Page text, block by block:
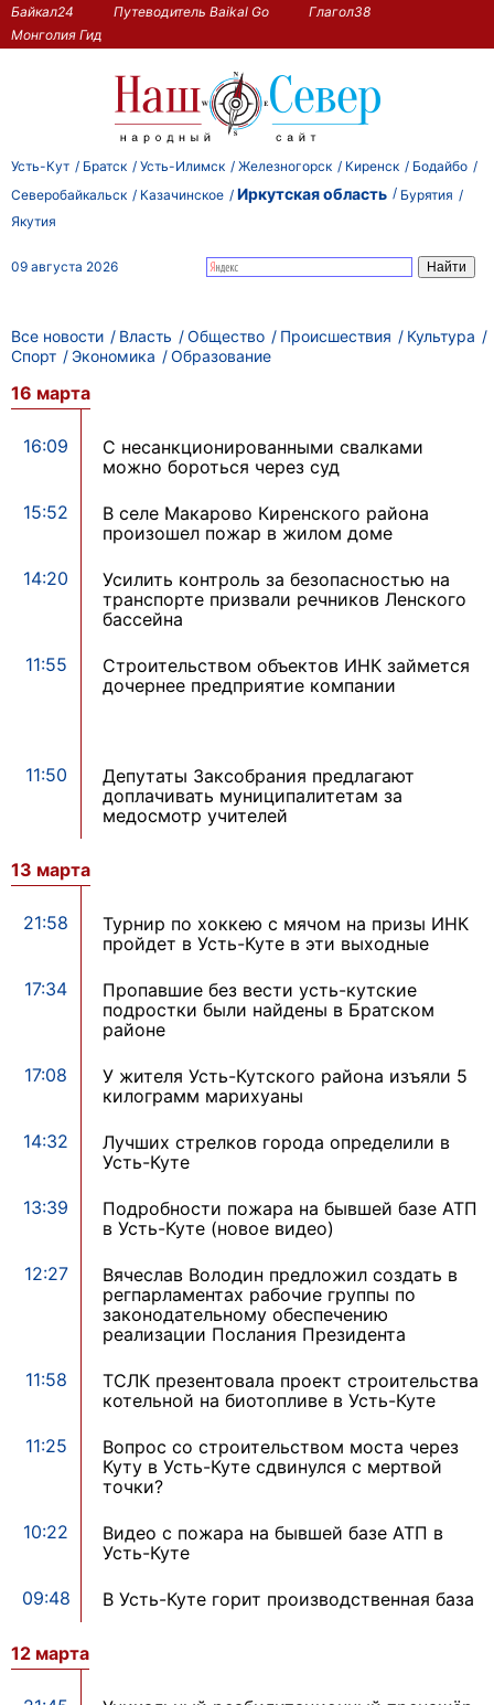
Байкал24 Путеводитель Baikal Go
Глагол38
Монголия Гид
Усть-Кут Братск Усть-Илимск Железногорск Киренск
Бодайбо
Северобайкальск
Казачинское Иркутская область
Бурятия
Якутия
09 августа 2026
Все новости Власть Общество Происшествия
Культура
Спорт
Экономика Образование
16 марта
16:09
С несанкционированными свалками
можно бороться через суд
15:52
В селе Макарово Киренского района
произошел пожар в жилом доме
14:20
Усилить контроль за безопасностью на
транспорте призвали речников Ленского
бассейна
11:55
Строительством объектов ИНК займется
дочернее предприятие компании
11:50
Депутаты Заксобрания предлагают
доплачивать муниципалитетам за
медосмотр учителей
13 марта
21:58
Турнир по хоккею с мячом на призы ИНК
пройдет в Усть-Куте в эти выходные
17:34
Пропавшие без вести усть-кутские
подростки были найдены в Братском
районе
17:08
У жителя Усть-Кутского района изъяли 5
килограмм марихуаны
14:32
Лучших стрелков города определили в
Усть-Куте
13:39
Подробности пожара на бывшей базе АТП
в Усть-Куте (новое видео)
12:27
Вячеслав Володин предложил создать в
регпарламентах рабочие группы по
законодательному обеспечению
реализации Послания Президента
11:58
ТСЛК презентовала проект строительства
котельной на биотопливе в Усть-Куте
11:25
Вопрос со строительством моста через
Куту в Усть-Куте сдвинулся с мертвой
точки?
10:22
Видео с пожара на бывшей базе АТП в
Усть-Куте
09:48 В Усть-Куте горит производственная база
12 марта